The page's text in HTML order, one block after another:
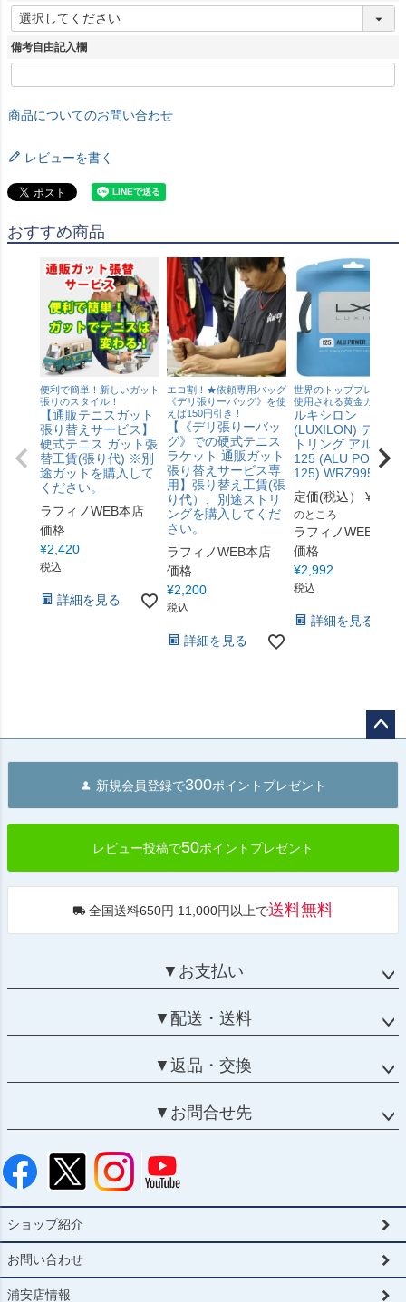
(
備考自由記入欄
商品についてのお問い合わせ
レビューを書く
おすすめ商品
便利で簡単！新しいガット
張りのスタイル！
【通販テニスガット
張り替えサービス】
硬式テニス ガット張
替工賃(張り代) ※別
途ガットを購入して
ください。
ラフィノWEB本店
価格
¥2,420
税込
詳細を見る
エコ割！★依頼専用バッグ
《デリ張りーバッグ》を使
えば150円引き！
【《デリ張りーバッ
グ》での硬式テニス
ラケット 通販ガット
張り替えサービス専
用】張り替え工賃(張
り代）、別途ストリ
ングを購入してくだ
さい。
ラフィノWEB本店
価格
¥2,200
税込
詳細を見る
世界のトッププレーヤー
使用される黄金ガット
ルキシロン
(LUXILON) テニス
トリング アルパワ
125 (ALU POWER
125)
定価(税込）
¥
のところ
ラフィノWEB本店
価格
¥2,992
税込
詳細を見る
へ
新規会員登録で300ポイントプレゼント
レビュー投稿で50ポイントプレゼント
全国送料650円 11,000円以上で送料無料
▼お支払い
▼配送・送料
▼返品・交換
▼お問合せ先
ショップ紹介
お問い合わせ
浦安店情報